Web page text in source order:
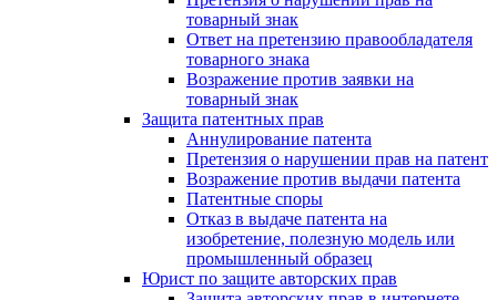
товарный знак
Ответ на претензию правообладателя
товарного знака
Возражение против заявки на
товарный знак
Защита патентных прав
Аннулирование патента
Претензия о нарушении прав на патент
Возражение против выдачи патента
Патентные споры
Отказ в выдаче патента на
изобретение, полезную модель или
промышленный образец
Юрист по защите авторских прав